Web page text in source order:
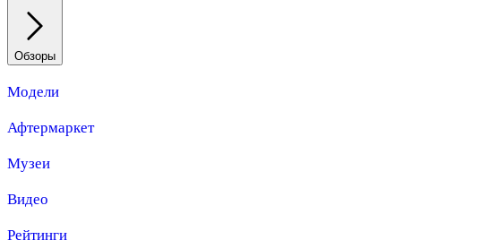
Обзоры
Модели
Афтермаркет
Музеи
Видео
Рейтинги